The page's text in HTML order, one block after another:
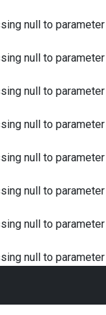
null to
null to
null to
null to
null to
null to
null to
null to